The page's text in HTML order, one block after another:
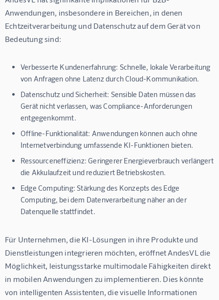
Anwendungen, insbesondere in Bereichen, in denen
Echtzeitverarbeitung und Datenschutz auf dem Gerät von
Bedeutung sind:
Verbesserte Kundenerfahrung: Schnelle, lokale Verarbeitung
von Anfragen ohne Latenz durch Cloud-Kommunikation.
Datenschutz und Sicherheit: Sensible Daten müssen das
Gerät nicht verlassen, was Compliance-Anforderungen
entgegenkommt.
Offline-Funktionalität: Anwendungen können auch ohne
Internetverbindung umfassende KI-Funktionen bieten.
Ressourceneffizienz: Geringerer Energieverbrauch verlängert
die Akkulaufzeit und reduziert Betriebskosten.
Edge Computing: Stärkung des Konzepts des Edge
Computing, bei dem Datenverarbeitung näher an der
Datenquelle stattfindet.
Für Unternehmen, die KI-Lösungen in ihre Produkte und
Dienstleistungen integrieren möchten, eröffnet AndesVL die
Möglichkeit, leistungsstarke multimodale Fähigkeiten direkt
in mobilen Anwendungen zu implementieren. Dies könnte
von intelligenten Assistenten, die visuelle Informationen